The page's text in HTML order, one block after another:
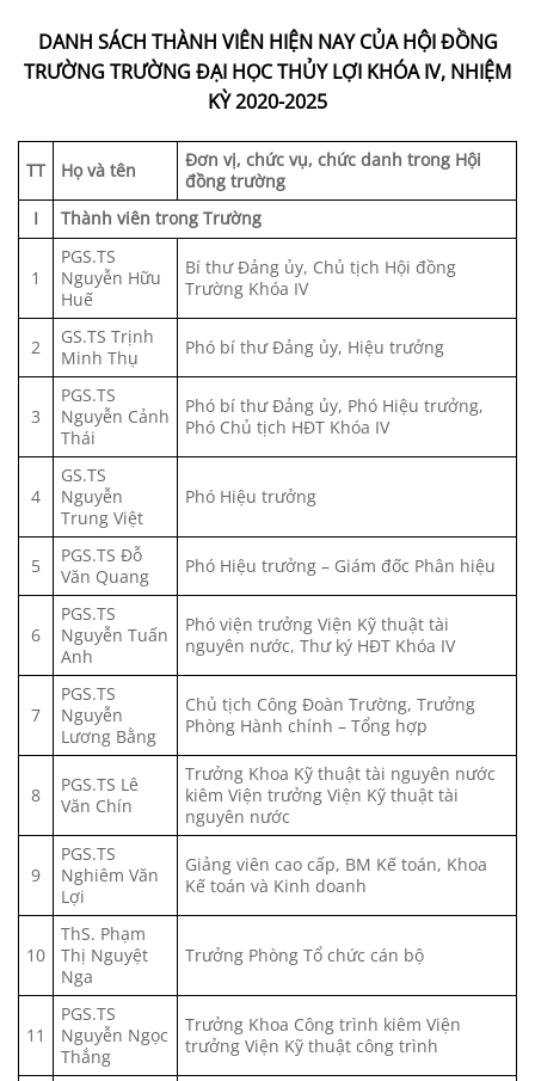
DANH SÁCH THÀNH VIÊN HIỆN NAY CỦA HỘI ĐỒNG
TRƯỜNG TRƯỜNG ĐẠI HỌC THỦY LỢI KHÓA IV, NHIỆM
KỲ 2020-2025
TT Họ và tên
Đơn vị, chức vụ, chức danh trong Hội
đồng trường
I
Thành viên trong Trường
1
PGS.TS
Nguyễn Hữu
Huế
Bí thư Đảng ủy, Chủ tịch Hội đồng
Trường Khóa IV
2
GS.TS Trịnh
Minh Thụ
Phó bí thư Đảng ủy, Hiệu trưởng
3
PGS.TS
Nguyễn Cảnh
Thái
Phó bí thư Đảng ủy, Phó Hiệu trưởng,
Phó Chủ tịch HĐT Khóa IV
4
GS.TS
Nguyễn
Trung Việt
Phó Hiệu trưởng
5
PGS.TS Đỗ
Văn Quang
Phó Hiệu trưởng – Giám đốc Phân hiệu
6
PGS.TS
Nguyễn Tuấn
Anh
Phó viện trưởng Viện Kỹ thuật tài
nguyên nước, Thư ký HĐT Khóa IV
7
PGS.TS
Nguyễn
Lương Bằng
Chủ tịch Công Đoàn Trường, Trưởng
Phòng Hành chính – Tổng hợp
8
PGS.TS Lê
Văn Chín
Trưởng Khoa Kỹ thuật tài nguyên nước
kiêm Viện trưởng Viện Kỹ thuật tài
nguyên nước
9
PGS.TS
Nghiêm Văn
Lợi
Giảng viên cao cấp, BM Kế toán, Khoa
Kế toán và Kinh doanh
10
ThS. Phạm
Thị Nguyệt
Nga
Trưởng Phòng Tổ chức cán bộ
11
PGS.TS
Nguyễn Ngọc
Thắng
Trưởng Khoa Công trình kiêm Viện
trưởng Viện Kỹ thuật công trình